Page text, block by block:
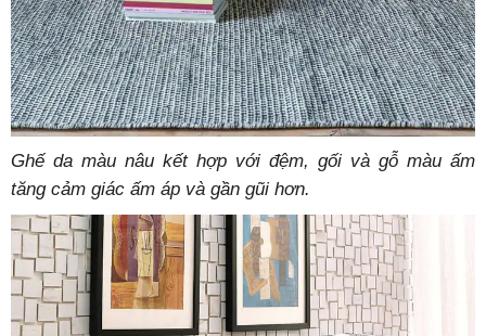
Ghế da màu nâu kết hợp với đệm, gối và gỗ màu ấm
tăng cảm giác ấm áp và gần gũi hơn.